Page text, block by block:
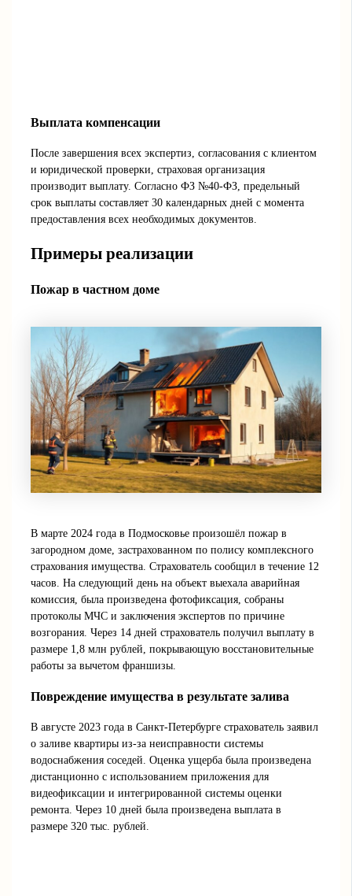
Выплата компенсации
После завершения всех экспертиз, согласования с клиентом
и юридической проверки, страховая организация
производит выплату. Согласно ФЗ №40-ФЗ, предельный
срок выплаты составляет 30 календарных дней с момента
предоставления всех необходимых документов.
Примеры реализации
Пожар в частном доме
В марте 2024 года в Подмосковье произошёл пожар в
загородном доме, застрахованном по полису комплексного
страхования имущества. Страхователь сообщил в течение 12
часов. На следующий день на объект выехала аварийная
комиссия, была произведена фотофиксация, собраны
протоколы МЧС и заключения экспертов по причине
возгорания. Через 14 дней страхователь получил выплату в
размере 1,8 млн рублей, покрывающую восстановительные
работы за вычетом франшизы.
Повреждение имущества в результате залива
В августе 2023 года в Санкт-Петербурге страхователь заявил
о заливе квартиры из-за неисправности системы
водоснабжения соседей. Оценка ущерба была произведена
дистанционно с использованием приложения для
видеофиксации и интегрированной системы оценки
ремонта. Через 10 дней была произведена выплата в
размере 320 тыс. рублей.